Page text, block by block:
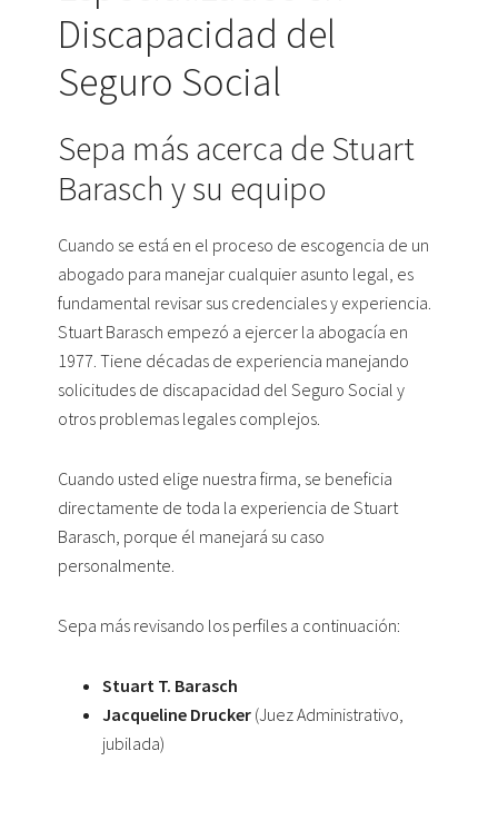
Discapacidad del
Seguro Social
Sepa más acerca de Stuart
Barasch y su equipo
Cuando se está en el proceso de escogencia de un
abogado para manejar cualquier asunto legal, es
fundamental revisar sus credenciales y experiencia.
Stuart Barasch empezó a ejercer la abogacía en
1977. Tiene décadas de experiencia manejando
solicitudes de discapacidad del Seguro Social y
otros problemas legales complejos.
Cuando usted elige nuestra firma, se beneficia
directamente de toda la experiencia de Stuart
Barasch, porque él manejará su caso
personalmente.
Sepa más revisando los perfiles a continuación:
Stuart T. Barasch
Jacqueline Drucker (Juez Administrativo,
jubilada)